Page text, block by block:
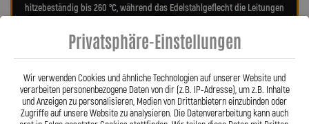
hitzebeständig bis 260 °C, während das Edelstahlgeflecht die Leitungen
macht. Es schützt zuverlässig vor Marderbissen, Witterung und
Beschädigungen – ein regelmäßiger Austausch wie bei Gummileitungen
sicheres Gefühl beim Fahren. Unsere ausjustierbaren, verdrehbaren
Anschlüsse ermöglichen eine drallfreie und spannungsfreie Verlegung.
Ob Sonderanfertigung oder anbaufertiges Stahlflex-Kit – jede Leitung
Privatsphäre-Einstellungen
Wir verwenden Cookies und ähnliche Technologien auf unserer Website und
verarbeiten personenbezogene Daten von dir (z.B. IP-Adresse), um z.B. Inhalte
und Anzeigen zu personalisieren, Medien von Drittanbietern einzubinden oder
Zugriffe auf unsere Website zu analysieren. Die Datenverarbeitung kann auch